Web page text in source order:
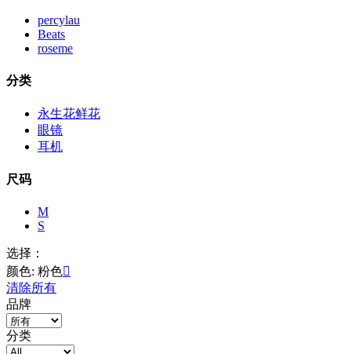
percylau
Beats
roseme
分类
永生花鲜花
眼镜
耳机
尺码
M
S
选择：
颜色: 粉色
清除所有
品牌
分类